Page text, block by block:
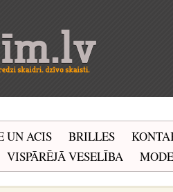
UN ACIS BRILLES
VISPĀRĒJĀ VESELĪBA MODE